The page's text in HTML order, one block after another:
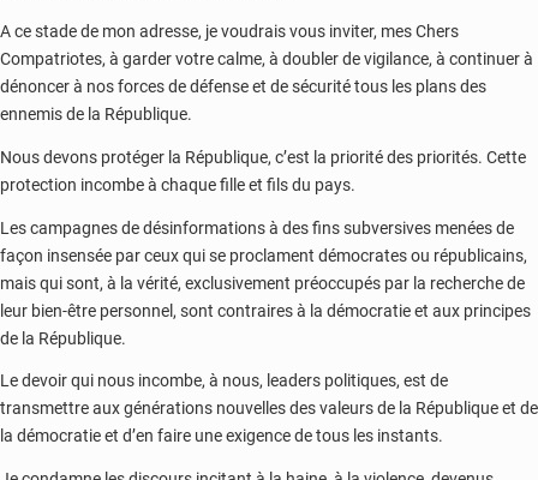
A ce stade de mon adresse, je voudrais vous inviter, mes Chers
Compatriotes, à garder votre calme, à doubler de vigilance, à continuer à
dénoncer à nos forces de défense et de sécurité tous les plans des
ennemis de la République.
Nous devons protéger la République, c’est la priorité des priorités. Cette
protection incombe à chaque fille et fils du pays.
Les campagnes de désinformations à des fins subversives menées de
façon insensée par ceux qui se proclament démocrates ou républicains,
mais qui sont, à la vérité, exclusivement préoccupés par la recherche de
leur bien-être personnel, sont contraires à la démocratie et aux principes
de la République.
Le devoir qui nous incombe, à nous, leaders politiques, est de
transmettre aux générations nouvelles des valeurs de la République et de
la démocratie et d’en faire une exigence de tous les instants.